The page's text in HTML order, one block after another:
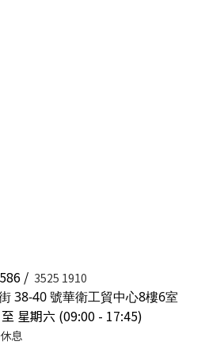
/ 3525 1910
38-40 號華衛工貿中心8樓6室
星期六 (09:00 - 17:45)
息